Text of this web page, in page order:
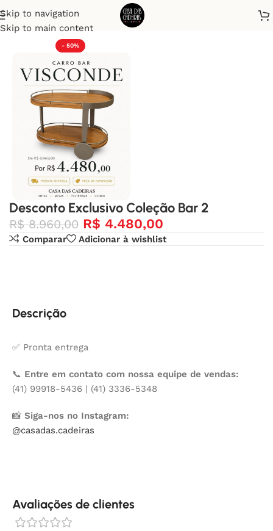
Skip to navigation
Skip to main content
Início Desconto Exclusivo
- 50%
Desconto Exclusivo Coleção Bar 2
R$8.960,00 R$ 4.480,00
Comparar Adicionar à wishlist
Descrição
✅ Pronta entrega
📞 Entre em contato com nossa equipe de vendas:
(41) 99918-5436 | (41) 3336-5348
📸 Siga-nos no Instagram:
@casadas.cadeiras
Avaliações de clientes